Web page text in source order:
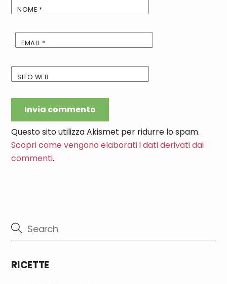
NOME *
EMAIL *
SITO WEB
Questo sito utilizza Akismet per ridurre lo spam.
Scopri come vengono elaborati i dati derivati dai
commenti.
RICETTE